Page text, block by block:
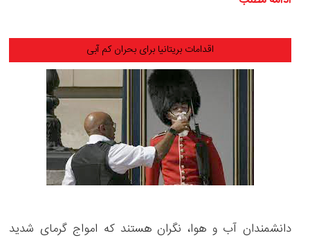
اقدامات بریتانیا برای بحران کم آبی
دانشمندان آب و هوا، نگران هستند که امواج گرمای شدید